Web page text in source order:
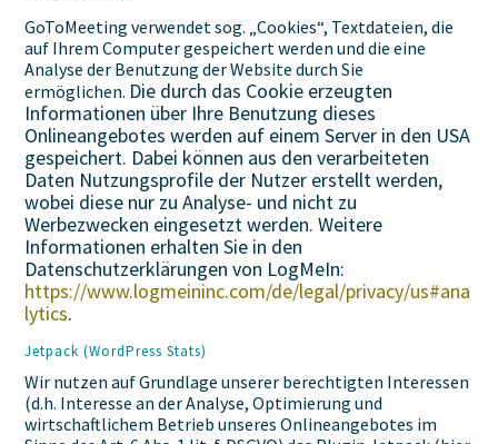
GoToMeeting verwendet sog. „Cookies“, Textdateien, die
auf Ihrem Computer gespeichert werden und die eine
Analyse der Benutzung der Website durch Sie
ermöglichen. Die durch das Cookie erzeugten
Informationen über Ihre Benutzung dieses
Onlineangebotes werden auf einem Server in den USA
gespeichert. Dabei können aus den verarbeiteten
Daten Nutzungsprofile der Nutzer erstellt werden,
wobei diese nur zu Analyse- und nicht zu
Werbezwecken eingesetzt werden. Weitere
Informationen erhalten Sie in den
Datenschutzerklärungen von LogMeIn:
https://www.logmeininc.com/de/legal/privacy/us#ana
lytics.
Jetpack (WordPress Stats)
Wir nutzen auf Grundlage unserer berechtigten Interessen
(d.h. Interesse an der Analyse, Optimierung und
wirtschaftlichem Betrieb unseres Onlineangebotes im